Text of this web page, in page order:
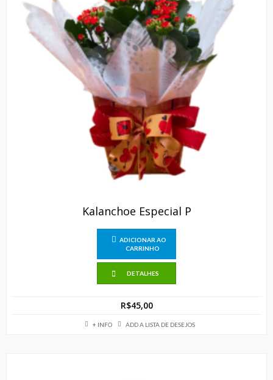
Kalanchoe Especial P
ADICIONAR AO
CARRINHO
DETALHES
R$45,00
+ INFO ADD A LISTA DE DESEJOS